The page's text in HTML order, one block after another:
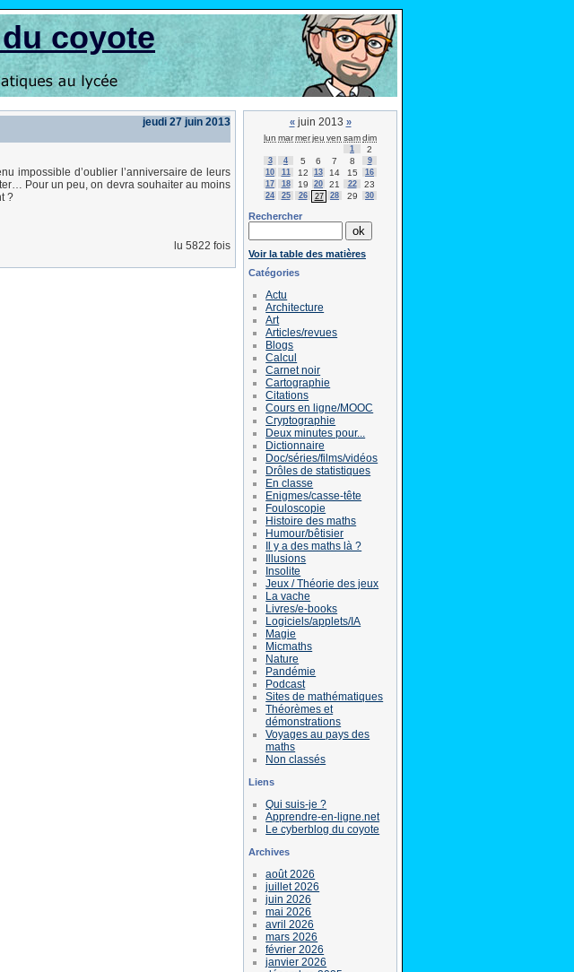
coyote
jeudi 27 juin 2013
impossible d’oublier l’anniversaire de leurs
Pour un peu, on devra souhaiter au moins
?
lu 5822 fois
«juin 2013 »
lun marmerjeu ven samdim
1 2
3 4 5 6 7 8
9
10
11 12 13 14 15
16
17
18 19 20 21 22 23
24 25 26 27 28 29 30
Rechercher
Voir la table des matières
Catégories
Actu
Architecture
Art
Articles/revues
Blogs
Calcul
Carnet noir
Cartographie
Citations
Cours en ligne/MOOC
Cryptographie
Deux minutes pour...
Dictionnaire
Doc/séries/films/vidéos
Drôles de statistiques
En classe
Enigmes/casse-tête
Fouloscopie
Histoire des maths
Humour/bêtisier
Il y a des maths là ?
Illusions
Insolite
Jeux / Théorie des jeux
La vache
Livres/e-books
Logiciels/applets/IA
Magie
Micmaths
Nature
Pandémie
Podcast
Sites de mathématiques
Théorèmes et
démonstrations
Voyages au pays des
maths
Non classés
Liens
Qui suis-je ?
Apprendre-en-ligne.net
Le cyberblog du coyote
Archives
août 2026
juillet 2026
juin 2026
mai 2026
avril 2026
mars 2026
février 2026
janvier 2026